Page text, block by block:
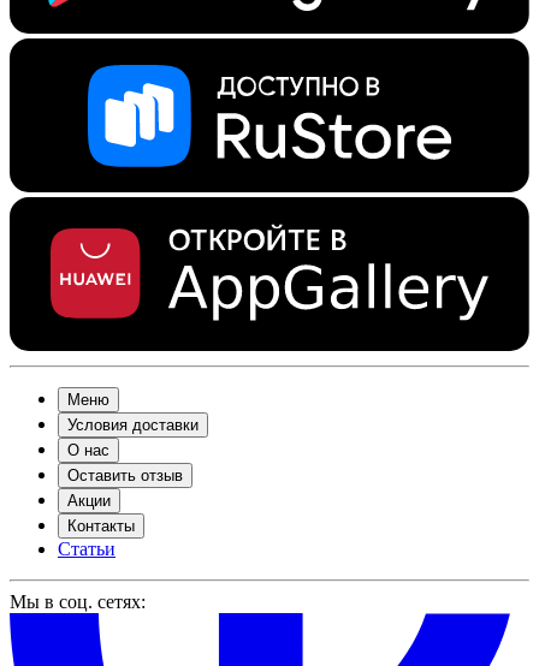
Меню
Условия доставки
О нас
Оставить отзыв
Акции
Контакты
Статьи
Мы в соц. сетях: